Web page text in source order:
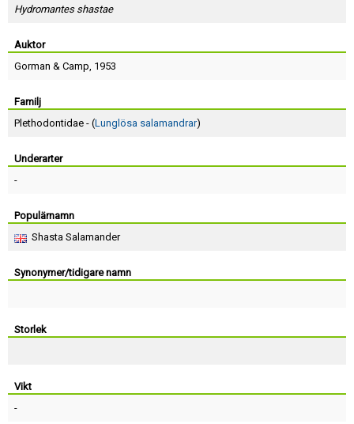
Hydromantes shastae
Auktor
Gorman & Camp, 1953
Familj
Plethodontidae - (Lunglösa salamandrar)
Underarter
-
Populärnamn
Shasta Salamander
Synonymer/tidigare namn
Storlek
Vikt
-
Lösenord:
Terms of Service
Skapa konto